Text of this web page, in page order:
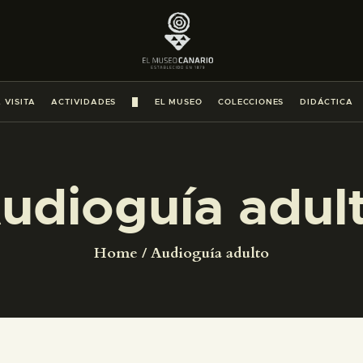
VISITA ACTIVIDADES EL MUSEO COLECCIONES DIDÁCTICA
Home Audioguía adulto
PREPARAR LA VISITA
ACTIVIDADES
█
COLECCIONES